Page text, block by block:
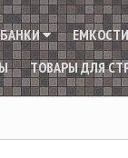
ТОВАРЫ ДЛЯ